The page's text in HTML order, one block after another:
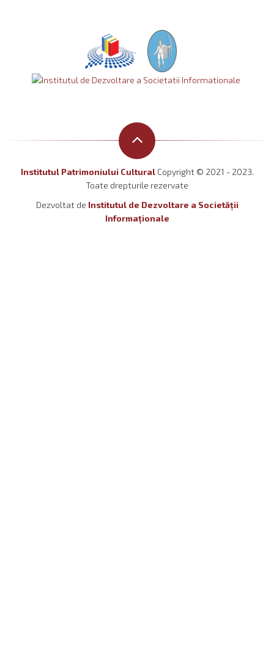
Institutul Patrimoniului Cultural Copyright © 2021 - 2023.
Toate drepturile rezervate
Dezvoltat de Institutul de Dezvoltare a Societății
Informaționale